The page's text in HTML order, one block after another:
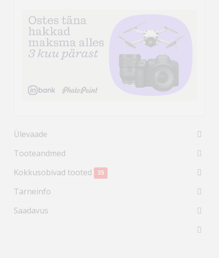
Ülevaade
Tooteandmed
Kokkusobivad tooted
35
Tarneinfo
Saadavus